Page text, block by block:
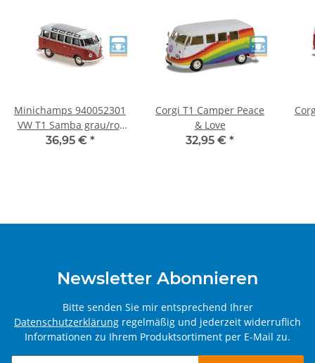
Minichamps 940052301
VW T1 Samba grau/rot
1:43
36,95 € *
Corgi T1 Camper Peace
& Love
32,95 € *
Newsletter Abonnieren
Bitte senden Sie mir entsprechend Ihrer
Datenschutzerklärung regelmäßig und jederzeit widerruflich
Informationen zu Ihrem Produktsortiment per E-Mail zu.